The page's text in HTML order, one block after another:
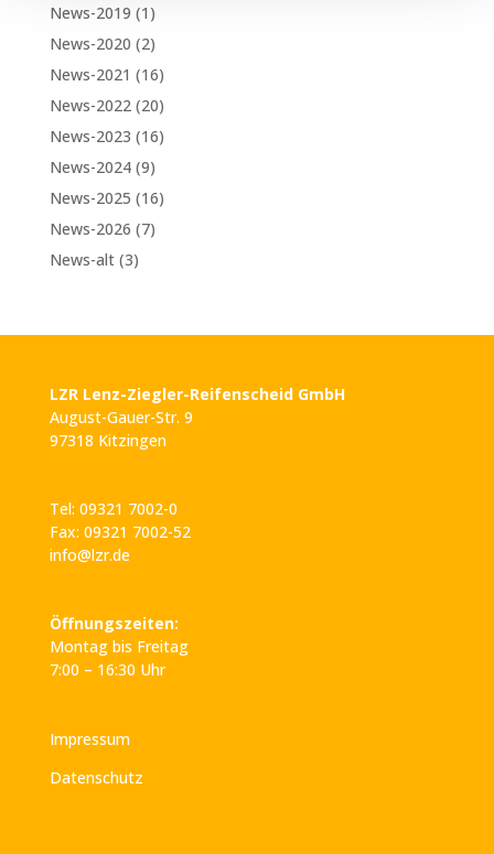
News-2019 (1)
News-2020 (2)
News-2021 (16)
News-2022(20)
News-2023 (16)
News-2024(9)
News-2025 (16)
News-2026 (7)
News-alt(3)
LZR Lenz-Ziegler-Reifenscheid GmbH
August-Gauer-Str. 9
97318 Kitzingen
Tel: 09321 7002-0
Fax: 09321 7002-52
info@lzr.de
Öffnungszeiten:
Montag bis Freitag
7:00 – 16:30 Uhr
Impressum
Datenschutz